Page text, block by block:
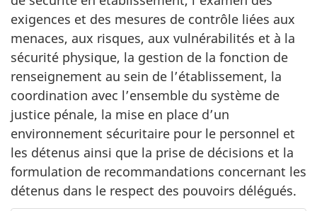
exigences et des mesures de contrôle liées aux
menaces, aux risques, aux vulnérabilités et à la
sécurité physique, la gestion de la fonction de
renseignement au sein de l’établissement, la
coordination avec l’ensemble du système de
justice pénale, la mise en place d’un
environnement sécuritaire pour le personnel et
les détenus ainsi que la prise de décisions et la
formulation de recommandations concernant les
détenus dans le respect des pouvoirs délégués.